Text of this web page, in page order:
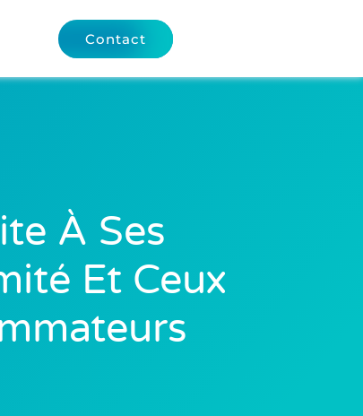
Contact
À Ses
Et Ceux